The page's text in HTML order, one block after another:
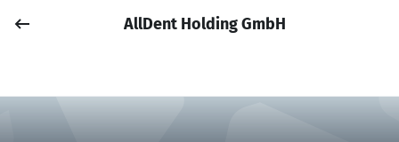
Anmelden
AllDent Holding GmbH